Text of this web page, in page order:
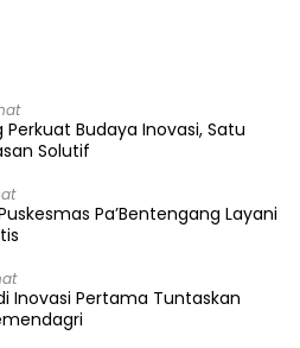
Perkuat Budaya Inovasi, Satu
Solutif
Pa’Bentengang Layani
Inovasi Pertama Tuntaskan